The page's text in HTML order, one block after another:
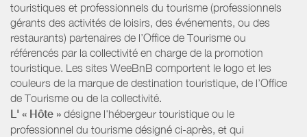
touristiques et professionnels du tourisme (professionnels
gérants des activités de loisirs, des événements, ou des
restaurants) partenaires de l’Office de Tourisme ou
référencés par la collectivité en charge de la promotion
touristique. Les sites WeeBnB comportent le logo et les
couleurs de la marque de destination touristique, de l’Office
de Tourisme ou de la collectivité.
L' « Hôte » désigne l'hébergeur touristique ou le
professionnel du tourisme désigné ci-après, et qui